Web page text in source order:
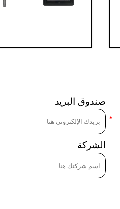
صندوق البريد
الشركة